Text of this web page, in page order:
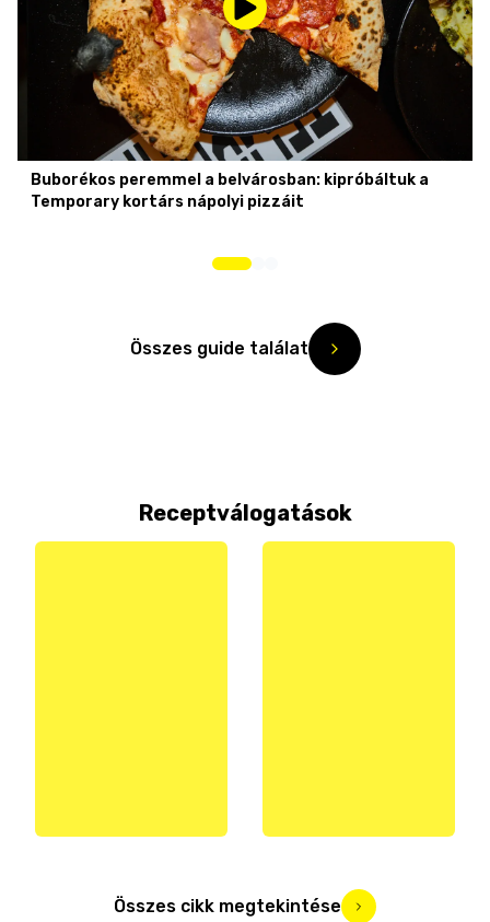
Buborékos peremmel a belvárosban: kipróbáltuk a
Temporary kortárs nápolyi pizzáit
Összes guide találat
Receptválogatások
Összes cikk megtekintése